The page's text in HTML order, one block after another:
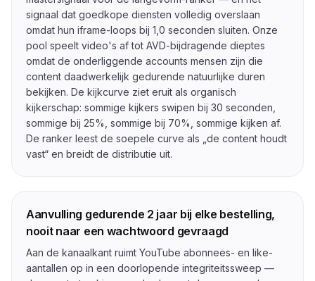
signaal dat goedkope diensten volledig overslaan
omdat hun iframe-loops bij 1,0 seconden sluiten. Onze
pool speelt video's af tot AVD-bijdragende dieptes
omdat de onderliggende accounts mensen zijn die
content daadwerkelijk gedurende natuurlijke duren
bekijken. De kijkcurve ziet eruit als organisch
kijkerschap: sommige kijkers swipen bij 30 seconden,
sommige bij 25%, sommige bij 70%, sommige kijken af.
De ranker leest de soepele curve als „de content houdt
vast“ en breidt de distributie uit.
Aanvulling gedurende 2 jaar bij elke bestelling,
nooit naar een wachtwoord gevraagd
Aan de kanaalkant ruimt YouTube abonnees- en like-
aantallen op in een doorlopende integriteitssweep —